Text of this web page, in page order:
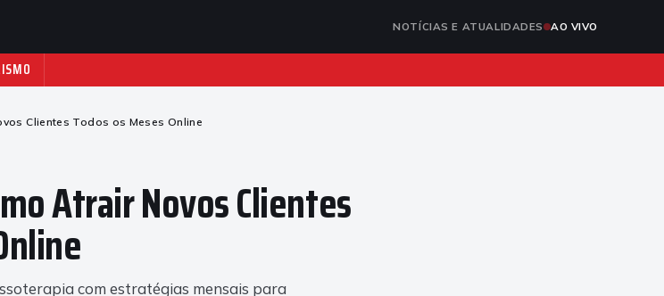
NOTÍCIAS E ATUALIDADES AO VIVO
Clientes Todos os Meses Online
Atrair Novos Clientes
com estratégias mensais para